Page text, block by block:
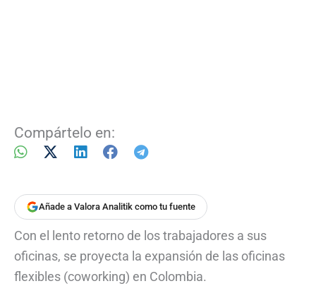
Compártelo en:
Añade a Valora Analitik como tu fuente
Con el lento retorno de los trabajadores a sus
oficinas, se proyecta la expansión de las oficinas
flexibles (coworking) en Colombia.